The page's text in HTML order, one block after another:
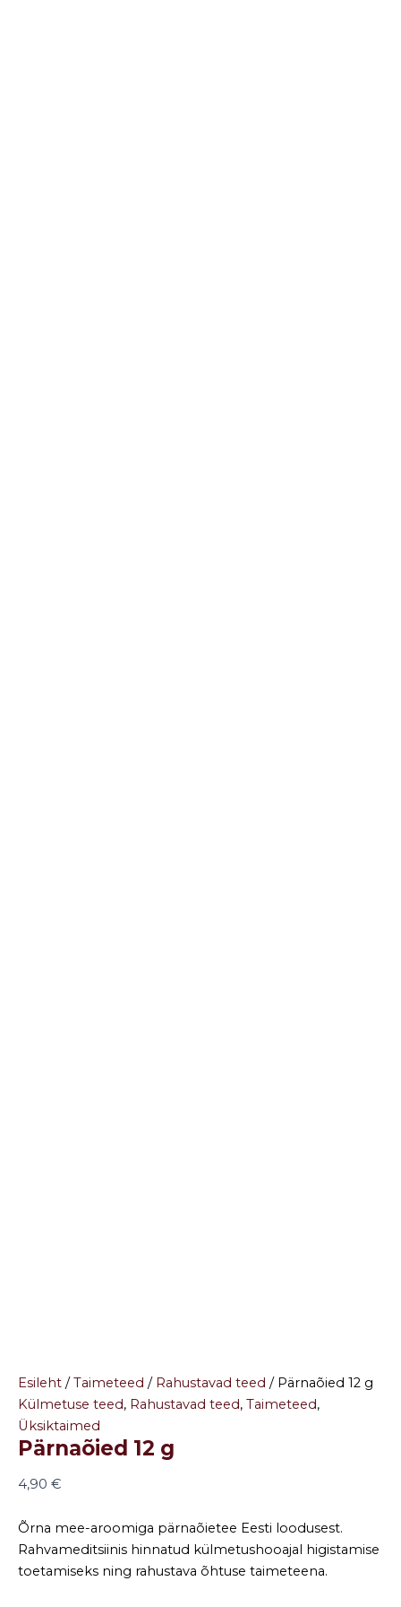
Esileht /Taimeteed / Rahustavad teed / Pärnaõied 12 g
Külmetuse teed, Rahustavad teed, Taimeteed,
Üksiktaimed
Pärnaõied 12 g
4,90 €
Õrna mee-aroomiga pärnaõietee Eesti loodusest.
Rahvameditsiinis hinnatud külmetushooajal higistamise
toetamiseks ning rahustava õhtuse taimeteena.